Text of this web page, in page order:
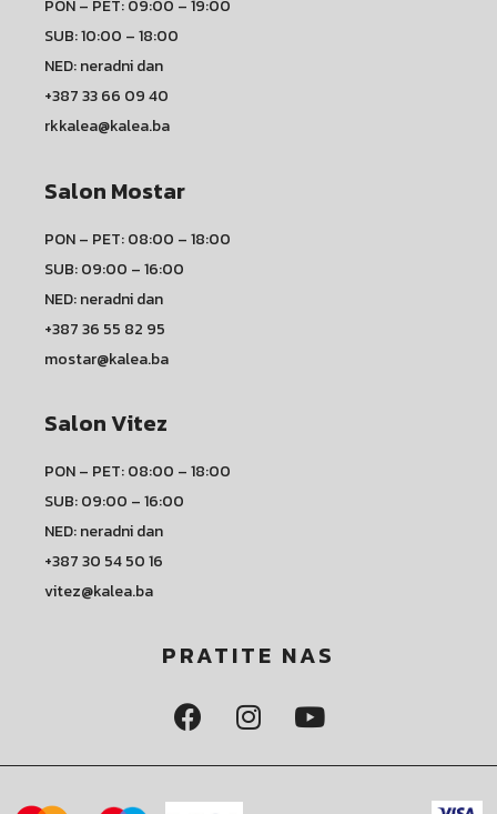
PON – PET: 09:00 – 19:00
SUB: 10:00 – 18:00
NED: neradni dan
+387 33 66 09 40
rkkalea@kalea.ba
Salon Mostar
PON – PET: 08:00 – 18:00
SUB: 09:00 – 16:00
NED: neradni dan
+387 36 55 82 95
mostar@kalea.ba
Salon Vitez
PON – PET: 08:00 – 18:00
SUB: 09:00 – 16:00
NED: neradni dan
+387 30 54 50 16
vitez@kalea.ba
PRATITE NAS